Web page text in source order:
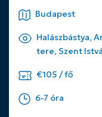
Budapest
Halászbástya,
tere, Szent
€105 / fő
6-7 óra